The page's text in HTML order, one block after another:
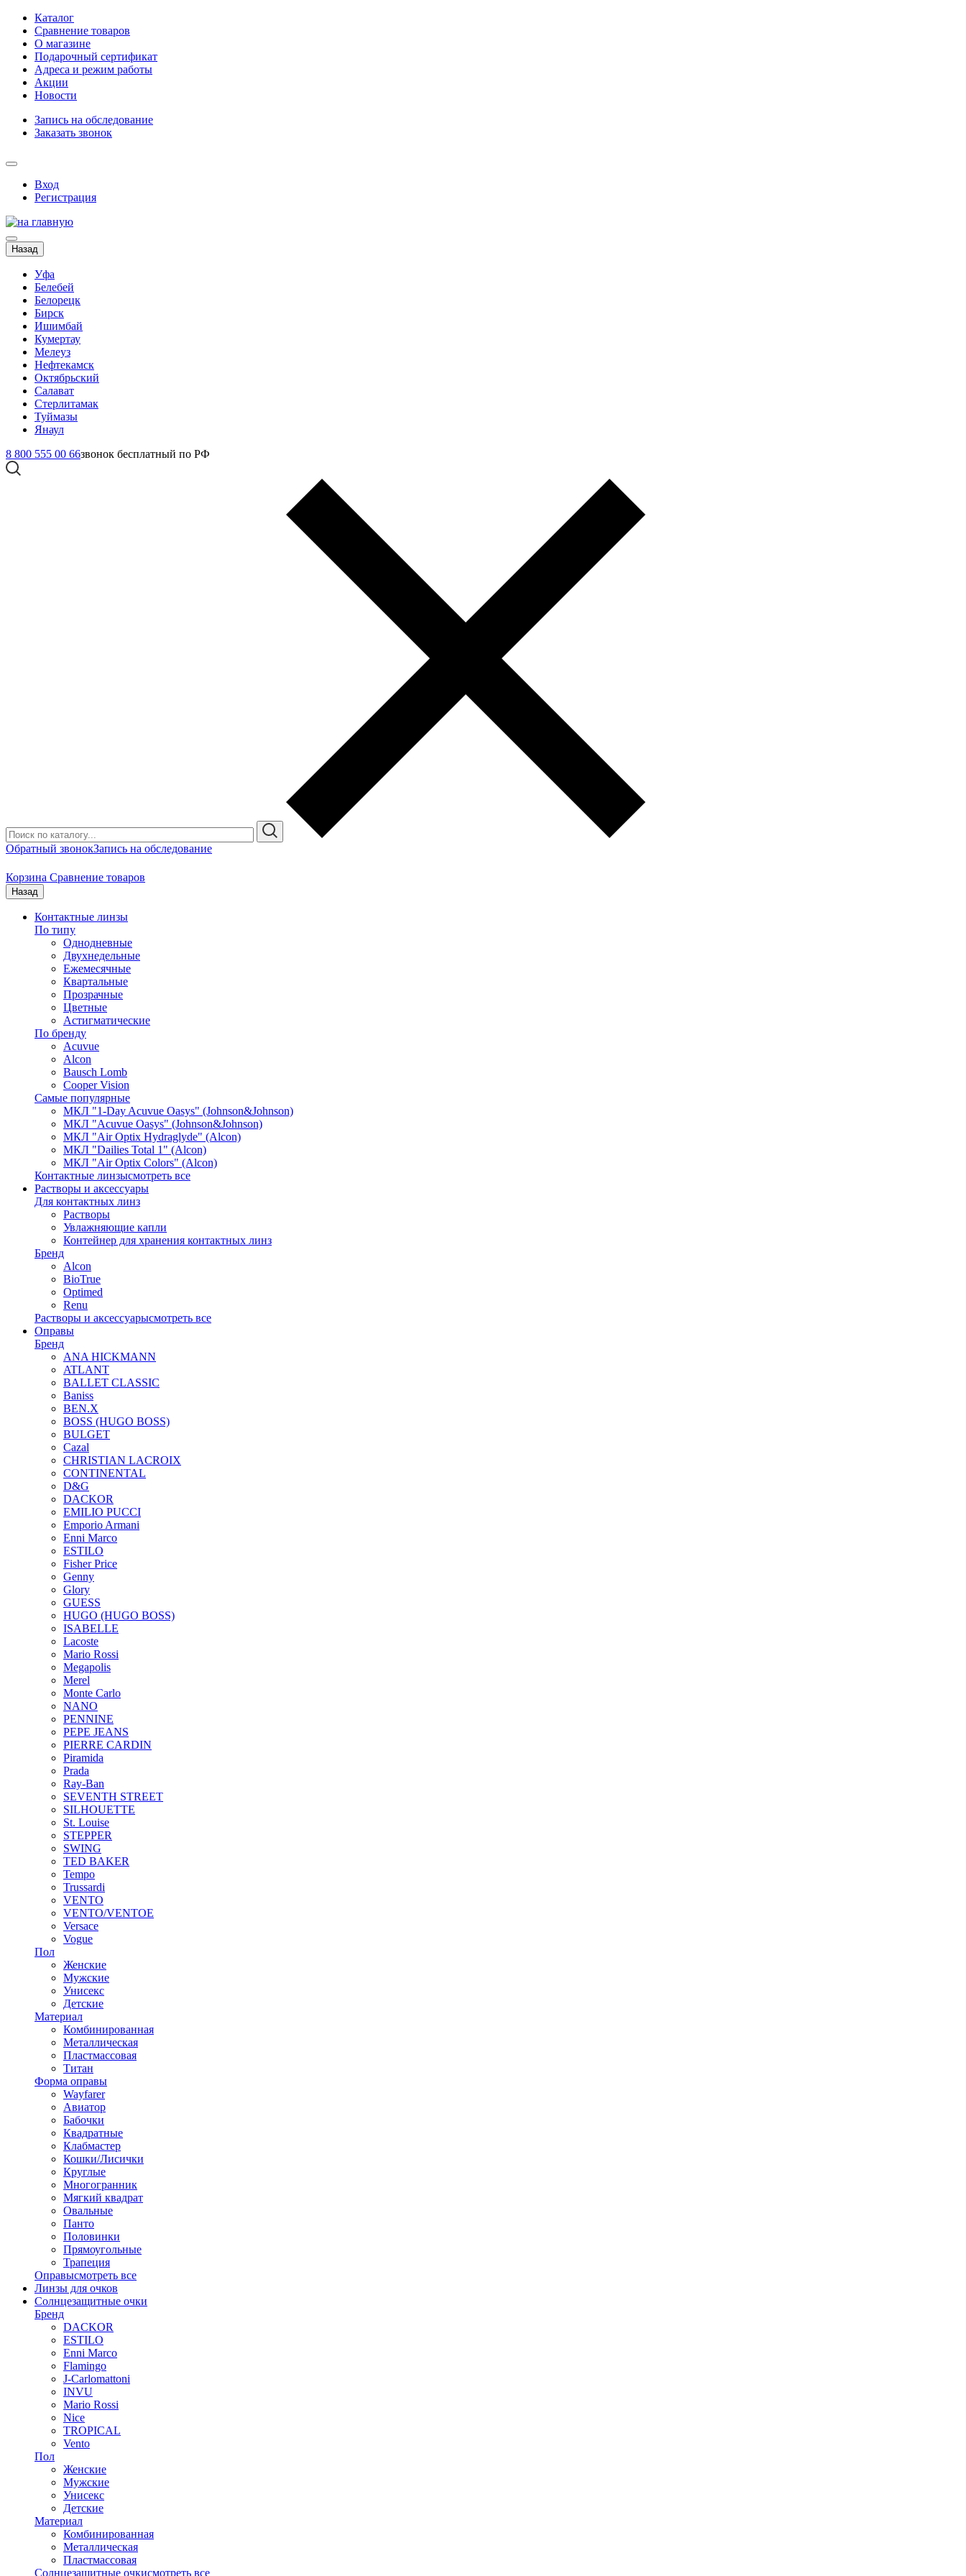
Каталог
Сравнение товаров
О магазине
Подарочный сертификат
Адреса и режим работы
Акции
Новости
Запись на обследование
Заказать звонок
Вход
Регистрация
Назад
Уфа
Белебей
Белорецк
Бирск
Ишимбай
Кумертау
Мелеуз
Нефтекамск
Октябрьский
Салават
Стерлитамак
Туймазы
Янаул
8 800 555 00 66звонок бесплатный по РФ
Обратный звонокЗапись на обследование
Корзина Сравнение товаров
Назад
Контактные линзы
По типу
Однодневные
Двухнедельные
Ежемесячные
Квартальные
Прозрачные
Цветные
Астигматические
По бренду
Acuvue
Alcon
Bausch Lomb
Cooper Vision
Самые популярные
МКЛ "1-Day Acuvue Oasys" (Johnson&Johnson)
МКЛ "Acuvue Oasys" (Johnson&Johnson)
МКЛ "Air Optix Hydraglyde" (Alcon)
МКЛ "Dailies Total 1" (Alcon)
МКЛ "Air Optix Colors" (Alcon)
Контактные линзысмотреть все
Растворы и аксессуары
Для контактных линз
Растворы
Увлажняющие капли
Контейнер для хранения контактных линз
Бренд
Alcon
BioTrue
Optimed
Renu
Растворы и аксессуарысмотреть все
Оправы
Бренд
ANA HICKMANN
ATLANT
BALLET CLASSIC
Baniss
BEN.X
BOSS (HUGO BOSS)
BULGET
Cazal
CHRISTIAN LACROIX
CONTINENTAL
D&G
DACKOR
EMILIO PUCCI
Emporio Armani
Enni Marco
ESTILO
Fisher Price
Genny
Glory
GUESS
HUGO (HUGO BOSS)
ISABELLE
Lacoste
Mario Rossi
Megapolis
Merel
Monte Carlo
NANO
PENNINE
PEPE JEANS
PIERRE CARDIN
Piramida
Prada
Ray-Ban
SEVENTH STREET
SILHOUETTE
St. Louise
STEPPER
SWING
TED BAKER
Tempo
Trussardi
VENTO
VENTO/VENTOE
Versace
Vogue
Пол
Женские
Мужские
Унисекс
Детские
Материал
Комбинированная
Металлическая
Пластмассовая
Титан
Форма оправы
Wayfarer
Авиатор
Бабочки
Квадратные
Клабмастер
Кошки/Лисички
Круглые
Многогранник
Мягкий квадрат
Овальные
Панто
Половинки
Прямоугольные
Трапеция
Оправысмотреть все
Линзы для очков
Солнцезащитные очки
Бренд
DACKOR
ESTILO
Enni Marco
Flamingo
J-Carlomattoni
INVU
Mario Rossi
Nice
TROPICAL
Vento
Пол
Женские
Мужские
Унисекс
Детские
Материал
Комбинированная
Металлическая
Пластмассовая
Солнцезащитные очкисмотреть все